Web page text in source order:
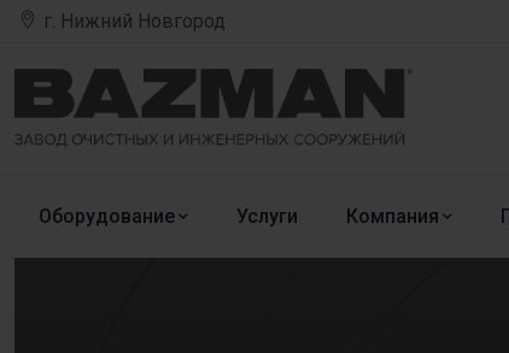
г. Нижний Новгород
Оборудование Услуги Компания